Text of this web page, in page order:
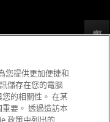
反馈
您提供更加便捷和
儲存在您的電腦
的相關性。 在某
要。 透過造訪本
政策中列出的